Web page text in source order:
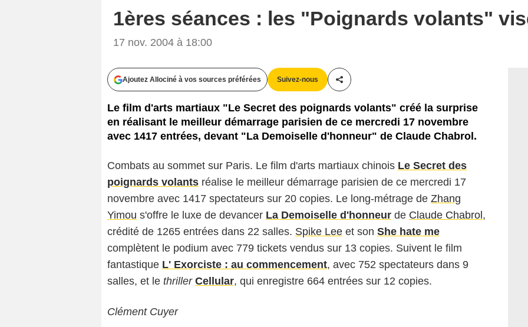
1ères séances : les "Poignards volants"
17 nov. 2004 à 18:00
Ajoutez Allociné à vos sources préférées Suivez-nous
Partager cet article
Le film d'arts martiaux "Le Secret des poignards volants" créé la surprise
en réalisant le meilleur démarrage parisien de ce mercredi 17 novembre
avec 1417 entrées, devant "La Demoiselle d'honneur" de Claude Chabrol.
Combats au sommet sur Paris. Le film d'arts martiaux chinois Le Secret des
poignards volants réalise le meilleur démarrage parisien de ce mercredi 17
novembre avec 1417 spectateurs sur 20 copies. Le long-métrage de Zhang
Yimou s'offre le luxe de devancer La Demoiselle d'honneur de Claude Chabrol,
crédité de 1265 entrées dans 22 salles. Spike Lee et son She hate me
complètent le podium avec 779 tickets vendus sur 13 copies. Suivent le film
fantastique L' Exorciste : au commencement, avec 752 spectateurs dans 9
salles, et le thriller Cellular, qui enregistre 664 entrées sur 12 copies.
Clément Cuyer